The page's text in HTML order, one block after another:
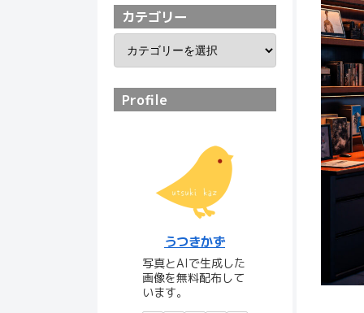
カテゴリー
Profile
うつきかず
写真とAIで生成した
画像を無料配布して
います。